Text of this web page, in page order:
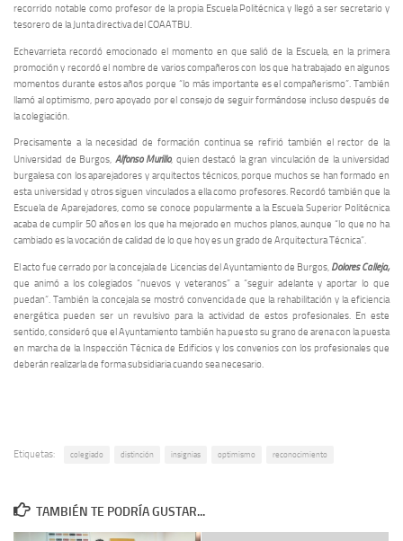
recorrido notable como profesor de la propia Escuela Politécnica y llegó a ser secretario y
tesorero de la Junta directiva del COAATBU.
Echevarrieta recordó emocionado el momento en que salió de la Escuela, en la primera
promoción y recordó el nombre de varios compañeros con los que ha trabajado en algunos
momentos durante estos años porque “lo más importante es el compañerismo”. También
llamó al optimismo, pero apoyado por el consejo de seguir formándose incluso después de
la colegiación.
Precisamente a la necesidad de formación continua se refirió también el rector de la
Universidad de Burgos, Alfonso Murillo, quien destacó la gran vinculación de la universidad
burgalesa con los aparejadores y arquitectos técnicos, porque muchos se han formado en
esta universidad y otros siguen vinculados a ella como profesores. Recordó también que la
Escuela de Aparejadores, como se conoce popularmente a la Escuela Superior Politécnica
acaba de cumplir 50 años en los que ha mejorado en muchos planos, aunque “lo que no ha
cambiado es la vocación de calidad de lo que hoy es un grado de Arquitectura Técnica”.
El acto fue cerrado por la concejala de Licencias del Ayuntamiento de Burgos, Dolores Calleja,
que animó a los colegiados “nuevos y veteranos” a “seguir adelante y aportar lo que
puedan”. También la concejala se mostró convencida de que la rehabilitación y la eficiencia
energética pueden ser un revulsivo para la actividad de estos profesionales. En este
sentido, consideró que el Ayuntamiento también ha puesto su grano de arena con la puesta
en marcha de la Inspección Técnica de Edificios y los convenios con los profesionales que
deberán realizarla de forma subsidiaria cuando sea necesario.
Etiquetas: colegiado distinción insignias optimismo reconocimiento
TAMBIÉN TE PODRÍA GUSTAR...